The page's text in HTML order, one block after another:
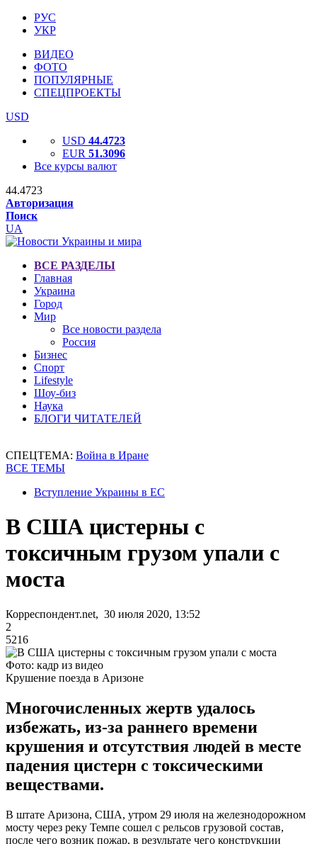
РУС
УКР
ВИДЕО
ФОТО
ПОПУЛЯРНЫЕ
СПЕЦПРОЕКТЫ
USD
USD 44.4723
EUR 51.3096
Все курсы валют
44.4723
Авторизация
Поиск
UA
ВСЕ РАЗДЕЛЫ
Главная
Украина
Город
Мир
Все новости раздела
Россия
Бизнес
Спорт
Lifestyle
Шоу-биз
Наука
БЛОГИ ЧИТАТЕЛЕЙ
СПЕЦТЕМА: Война в Иране
ВСЕ ТЕМЫ
Вступление Украины в ЕС
В США цистерны с
токсичным грузом упали с
моста
Корреспондент.net, 30 июля 2020, 13:52
2
5216
Фото: кадр из видео
Крушение поезда в Аризоне
Многочисленных жертв удалось
избежать, из-за раннего времени
крушения и отсутствия людей в месте
падения цистерн с токсическими
веществами.
В штате Аризона, США, утром 29 июля на железнодорожном
мосту через реку Темпе сошел с рельсов грузовой состав,
после чего возник пожар, в результате чего конструкции